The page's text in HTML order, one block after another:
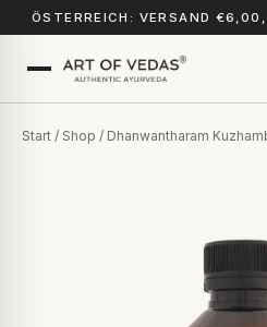
ÖSTERREICH: VERSAND
Start / Shop / Dhanwantharam